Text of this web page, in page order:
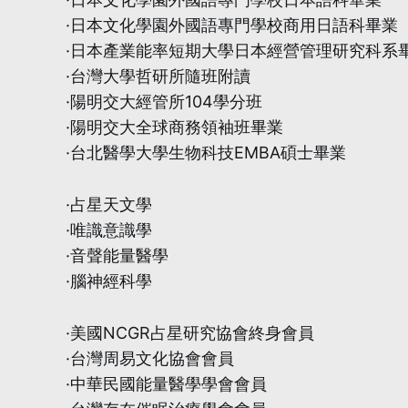
·日本文化學園外國語專門學校商用日語科畢業
·日本產業能率短期大學日本經營管理研究科系
·台灣大學哲研所隨班附讀
·陽明交大經管所104學分班
·陽明交大全球商務領袖班畢業
·台北醫學大學生物科技EMBA碩士畢業
·占星天文學
·唯識意識學
·音聲能量醫學
·腦神經科學
·美國NCGR占星研究協會終身會員
·台灣周易文化協會會員
·中華民國能量醫學學會會員